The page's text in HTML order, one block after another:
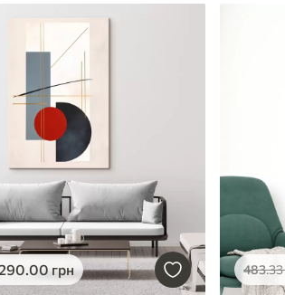
.00 грн 483.33